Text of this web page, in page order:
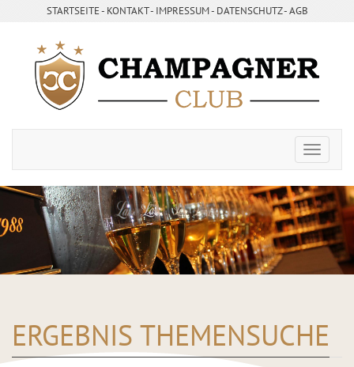
STARTSEITE- ­ KONTAKT- ­ IMPRESSUM- ­ DATENSCHUTZ-AGB
ERGEBNIS THEMENSUCHE